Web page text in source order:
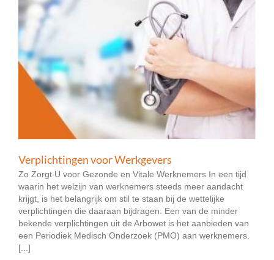
Verplichtingen voor Werkgevers
Zo Zorgt U voor Gezonde en Vitale Werknemers In een tijd
waarin het welzijn van werknemers steeds meer aandacht
krijgt, is het belangrijk om stil te staan bij de wettelijke
verplichtingen die daaraan bijdragen. Een van de minder
bekende verplichtingen uit de Arbowet is het aanbieden van
een Periodiek Medisch Onderzoek (PMO) aan werknemers.
[...]